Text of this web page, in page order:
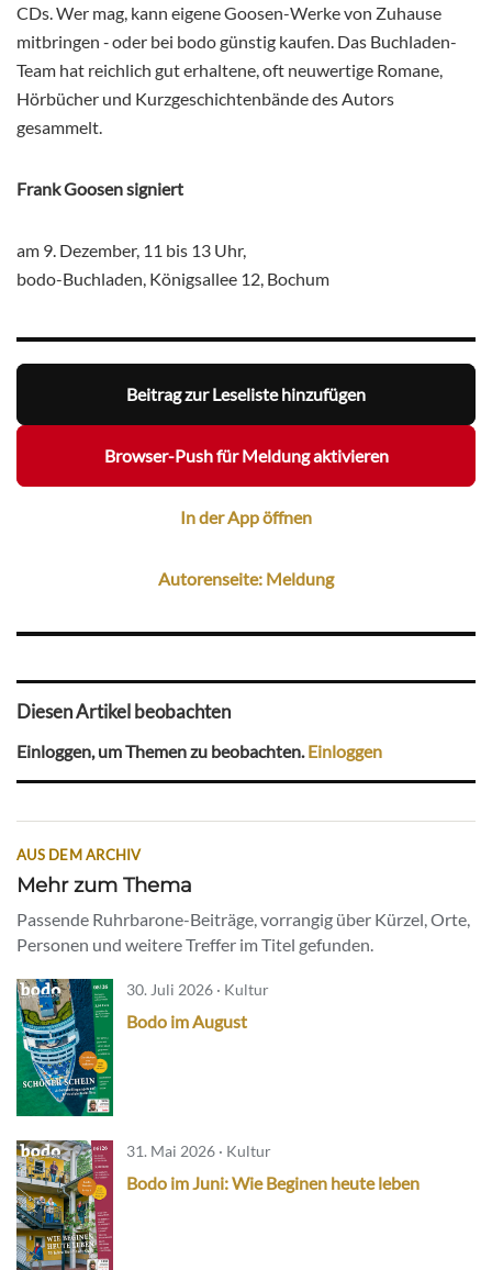
CDs. Wer mag, kann eigene Goosen-Werke von Zuhause
mitbringen ‑ oder bei bodo günstig kaufen. Das Buchladen-
Team hat reichlich gut erhaltene, oft neuwertige Romane,
Hörbücher und Kurzgeschichtenbände des Autors
gesammelt.
Frank Goosen signiert
am 9. Dezember, 11 bis 13 Uhr,
bodo-Buchladen, Königsallee 12, Bochum
Beitrag zur Leseliste hinzufügen
Browser-Push für Meldung aktivieren
In der App öffnen
Autorenseite: Meldung
Diesen Artikel beobachten
Einloggen, um Themen zu beobachten.Einloggen
AUS DEM ARCHIV
Mehr zum Thema
Passende Ruhrbarone-Beiträge, vorrangig über Kürzel, Orte,
Personen und weitere Treffer im Titel gefunden.
30. Juli 2026 · Kultur
Bodo im August
31. Mai 2026 · Kultur
Bodo im Juni: Wie Beginen heute leben